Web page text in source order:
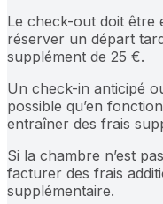
Le check-out doit être
réserver un départ
supplément de 25 €.
Un check-in anticipé
possible qu’en
entraîner des frais
Si la chambre n’est
facturer des frais
supplémentaire.